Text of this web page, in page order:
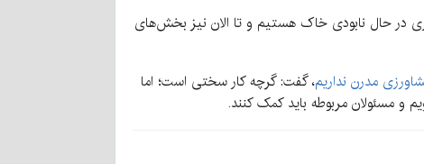
در حال نابودی خاک هستیم و تا الان نیز بخش‌های
مدرن نداریم، گفت: گرچه کار سختی است؛ اما
و مسئولان مربوطه باید کمک کنند.